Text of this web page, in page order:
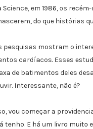
Science, em 1986, os
do que histórias
pesquisas mostram o
cardíacos. Esses
de batimentos deles
Interessante, não é?
vou começar a
tenho. E há um livro muito